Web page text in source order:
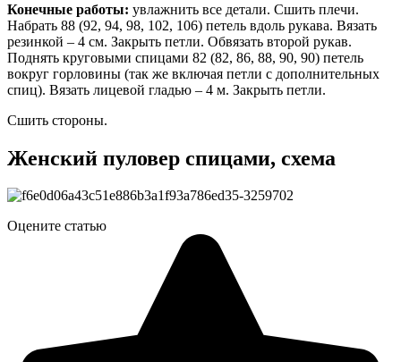
Конечные работы: увлажнить все детали. Сшить плечи.
Набрать 88 (92, 94, 98, 102, 106) петель вдоль рукава. Вязать
резинкой – 4 см. Закрыть петли. Обвязать второй рукав.
Поднять круговыми спицами 82 (82, 86, 88, 90, 90) петель
вокруг горловины (так же включая петли с дополнительных
спиц). Вязать лицевой гладью – 4 м. Закрыть петли.
Сшить стороны.
Женский пуловер спицами, схема
Оцените статью